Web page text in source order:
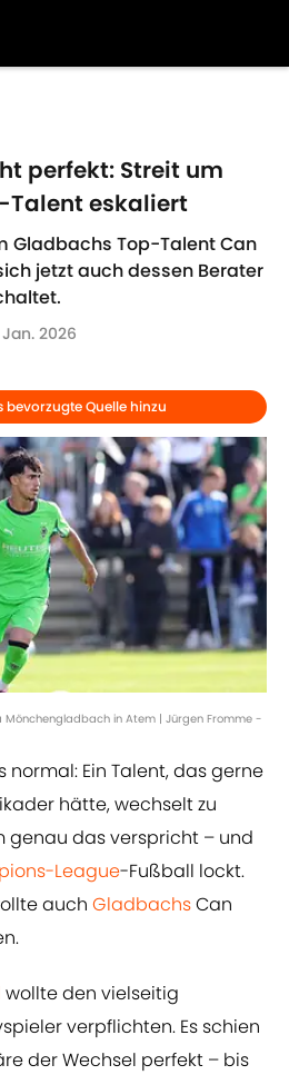
perfekt: Streit um
Talent eskaliert
Gladbachs Top-Talent Can
jetzt auch dessen Berater
2026
bevorzugte Quelle hinzu
Mönchengladbach in Atem | Jürgen Fromme -
normal: Ein Talent, das gerne
hätte, wechselt zu
genau das verspricht – und
League-Fußball lockt.
auch GladbachsCan
wollte den vielseitig
verpflichten. Es schien
der Wechsel perfekt – bis